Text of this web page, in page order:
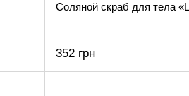
Соляной скраб для тела
352 грн